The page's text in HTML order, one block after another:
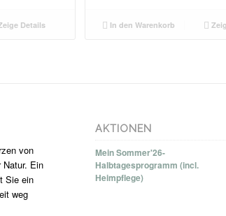
Details In den Warenkorb
von
Ein
Sie ein
weg
AKTIONEN
Mein Sommer'26-
Halbtagesprogramm (incl.
Heimpflege)